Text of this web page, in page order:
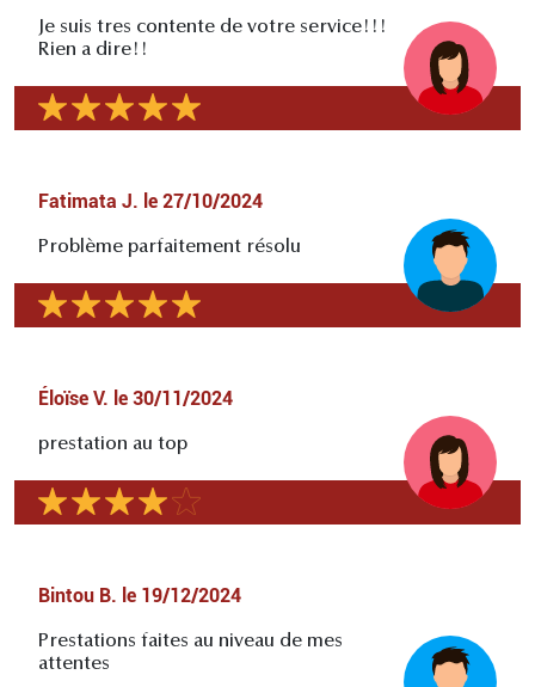
Je suis tres contente de votre service!!!
Rien a dire!!
Fatimata J. le 27/10/2024
Problème parfaitement résolu
Éloïse V. le 30/11/2024
prestation au top
Bintou B. le 19/12/2024
Prestations faites au niveau de mes
attentes